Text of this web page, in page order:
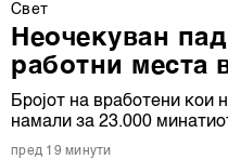
Свет
Неочекуван
работни места
Бројот на вработени кои
намали за 23.000
пред 19 минути